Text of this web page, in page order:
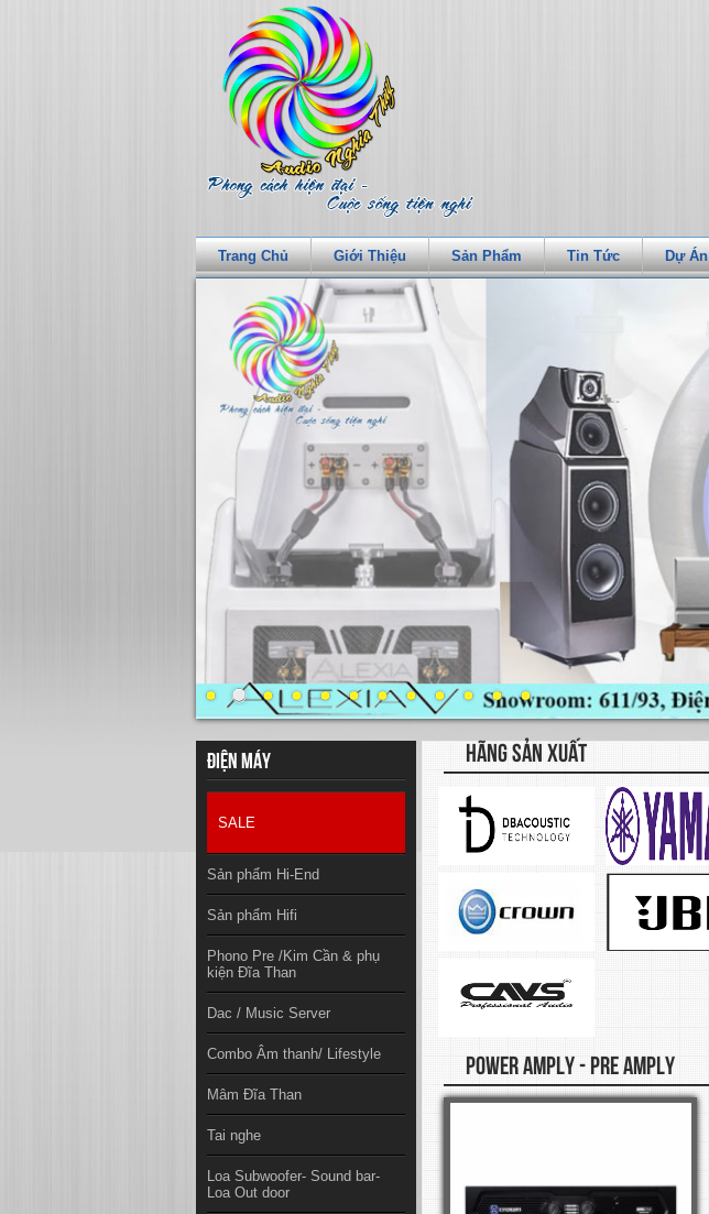
Trang Chủ Giới Thiệu Sản Phẩm Tin Tức Dự Án
Điện máy
SALE
Sản phẩm Hi-End
Sản phẩm Hifi
Phono Pre /Kim Cần & phụ
kiện Đĩa Than
Dac / Music Server
Combo Âm thanh/ Lifestyle
Mâm Đĩa Than
Tai nghe
Loa Subwoofer- Sound bar-
Loa Out door
HÃNG SẢN XUẤT
POWER AMPLY - PRE AMPLY